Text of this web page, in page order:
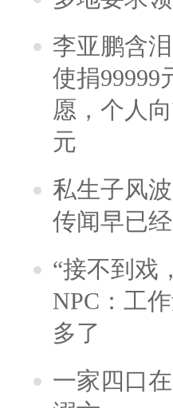
李亚鹏含
使捐99999
愿，个人
元
私生子风
传闻早已
“接不到戏
NPC：工
多了
一家四口